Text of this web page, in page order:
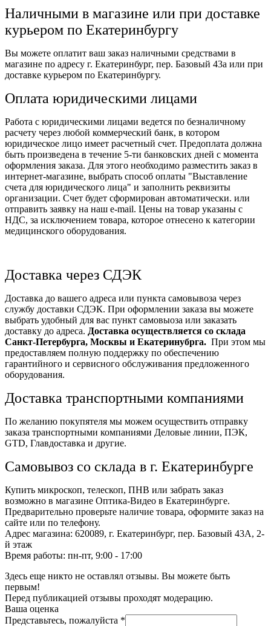
Наличными в магазине или при доставке
курьером по Екатеринбургу
Вы можете оплатит ваш заказ наличными средствами в
магазине по адресу г. Екатеринбург, пер. Базовый 43а или при
доставке курьером по Екатеринбургу.
Оплата юридическими лицами
Работа с юридическими лицами ведется по безналичному
расчету через любой коммерческий банк, в котором
юридическое лицо имеет расчетный счет. Предоплата должна
быть произведена в течение 5-ти банковских дней с момента
оформления заказа. Для этого необходимо разместить заказ в
интернет-магазине, выбрать способ оплаты "Выставление
счета для юридического лица" и заполнить реквизиты
организации. Счет будет сформирован автоматически. или
отправить заявку на наш e-mail. Цены на товар указаны с
НДС, за исключением товара, которое отнесено к категории
медицинского оборудования.
Доставка через СДЭК
Доставка до вашего адреса или пункта самовывоза через
службу доставки СДЭК. При оформлении заказа вы можете
выбрать удобный для вас пункт самовыоза или заказать
доставку до адреса. Доставка осуществляется со склада
Санкт-Петербурга, Москвы и Екатеринубрга. При этом мы
предоставляем полную поддержку по обеспечению
гарантийного и сервисного обслуживания предложенного
оборудования.
Доставка транспортными компаниями
По желанию покупятеля мы можем осуществить отправку
заказа транспортными компаниями Деловые линии, ПЭК,
GTD, Главдоставка и другие.
Самовывоз со склада в г. Екатеринбурге
Купить микроскоп, телескоп, ПНВ или забрать заказ
возможно в магазине Оптика-Видео в Екатеринбурге.
Предварительно проверьте наличие товара, оформите заказ на
сайте или по телефону.
Адрес магазина: 620089, г. Екатеринбург, пер. Базовый 43А, 2-
й этаж
Время работы: пн-пт, 9:00 - 17:00
Здесь еще никто не оставлял отзывы. Вы можете быть
первым!
Перед публикацией отзывы проходят модерацию.
Ваша оценка
Представьтесь, пожалуйста *